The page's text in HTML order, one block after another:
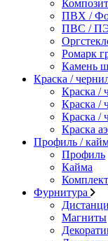
ПВХ /
ПВС /
Ромарк
Камень
Краска /
Краска /
Краска /
Краска /
Краска
Профиль /
Профиль
Кайма
Фурнитура
Магниты